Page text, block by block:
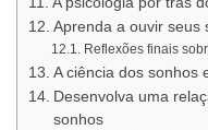
Aprenda a ouvir seus
Reflexões finais
A ciência dos sonhos
Desenvolva uma
sonhos